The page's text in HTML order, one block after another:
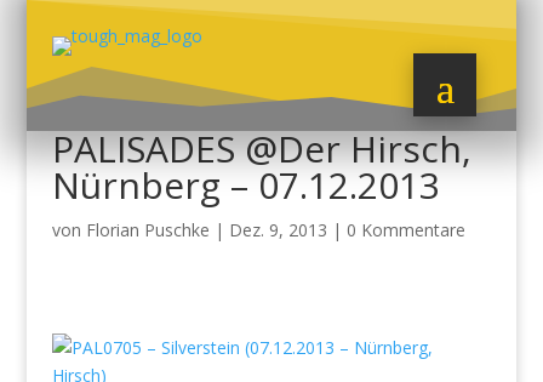
PALISADES @Der Hirsch,
Nürnberg – 07.12.2013
von Florian Puschke | Dez. 9, 2013 | 0 Kommentare